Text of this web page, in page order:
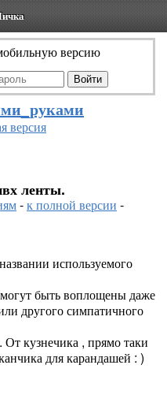
версию
версия
ленты.
-к полной версии -
используемого
быть воплощены даже
другого симпатичного
кузнечика , прямо таки
для карандашей : )